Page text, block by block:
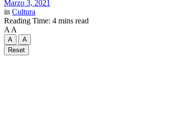
Marzo 3, 2021
in Cultura
Reading Time: 4 mins read
A A
A
A
Reset